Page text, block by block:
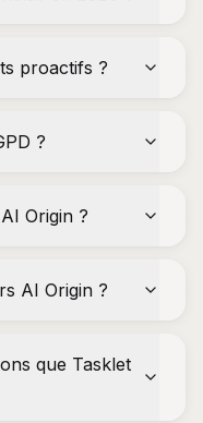
proactifs ?
?
Origin ?
AI Origin ?
que Tasklet